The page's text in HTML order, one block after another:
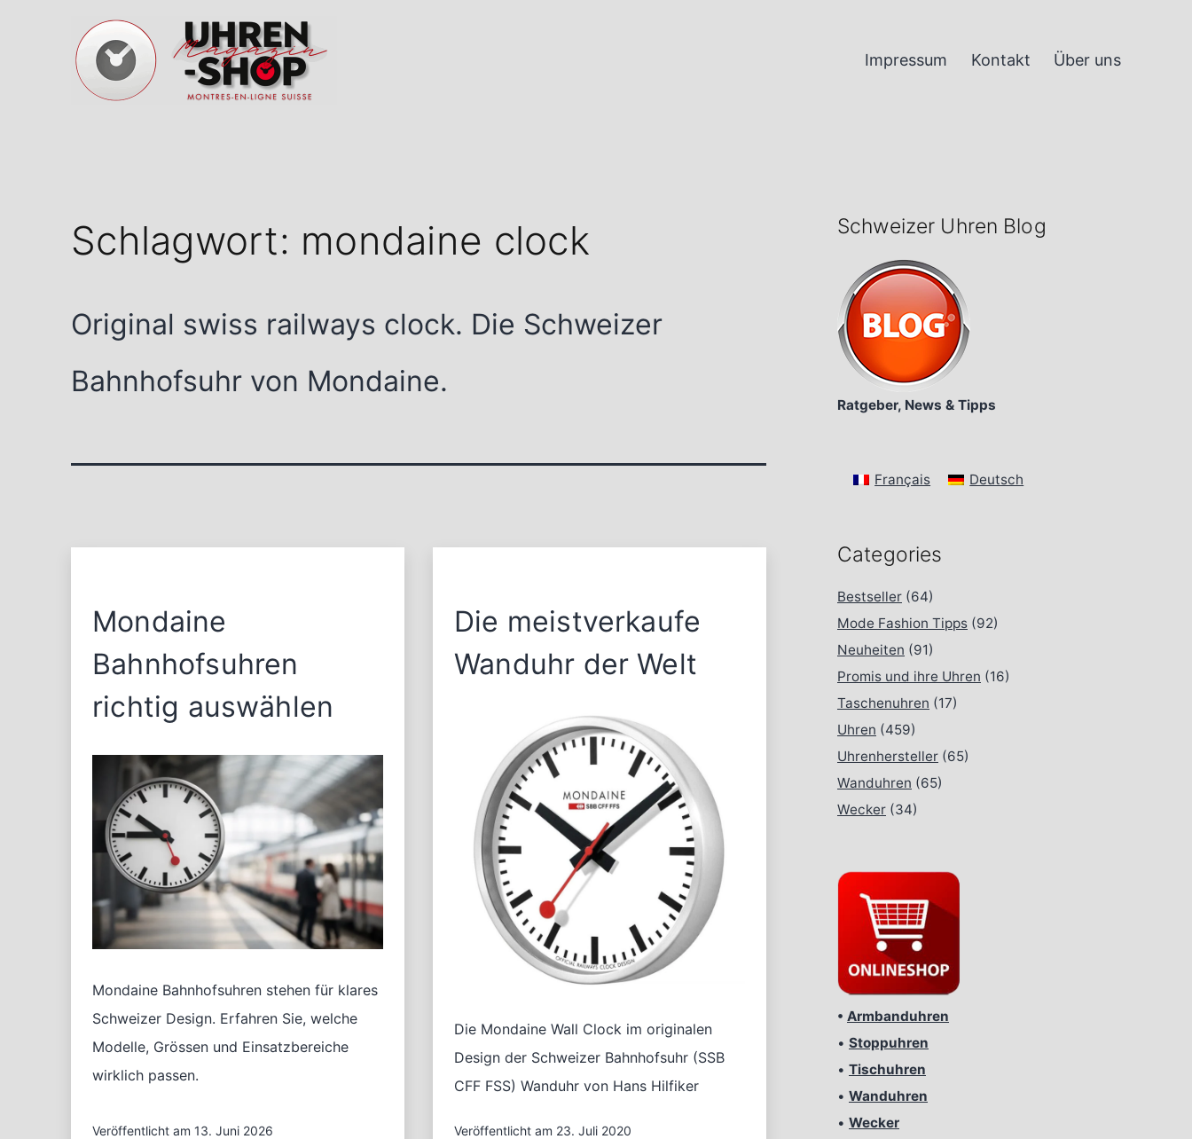
Impressum Kontakt Über uns
Schlagwort: mondaine clock
Original swiss railways clock. Die Schweizer
Bahnhofsuhr von Mondaine.
Mondaine
Bahnhofsuhren
richtig auswählen
Mondaine Bahnhofsuhren stehen für klares
Schweizer Design. Erfahren Sie, welche
Modelle, Grössen und Einsatzbereiche
wirklich passen.
Veröffentlicht am 13. Juni 2026
Die meistverkaufe
Wanduhr der Welt
Die Mondaine Wall Clock im originalen
Design der Schweizer Bahnhofsuhr (SSB
CFF FSS) Wanduhr von Hans Hilfiker
Veröffentlicht am 23. Juli 2020
Schweizer Uhren Blog
Ratgeber, News & Tipps
Français Deutsch
Categories
Bestseller (64)
Mode Fashion Tipps (92)
Neuheiten (91)
Promis und ihre Uhren (16)
Taschenuhren (17)
Uhren (459)
Uhrenhersteller (65)
Wanduhren (65)
Wecker (34)
• Armbanduhren
• Stoppuhren
• Tischuhren
• Wanduhren
• Wecker